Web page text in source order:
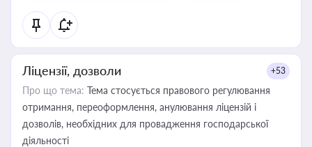
Ліцензії, дозволи +53
Про що тема: Тема стосується правового регулювання
отримання, переоформлення, анулювання ліцензій і
дозволів, необхідних для провадження господарської
діяльності